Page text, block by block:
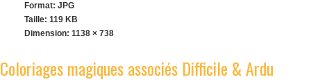
Format: JPG
Taille: 119 KB
Dimension: 1138 × 738
Coloriages magiques associés Difficile & Ardu